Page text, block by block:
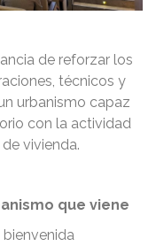
de reforzar los
técnicos y
urbanismo capaz
con la actividad
vivienda.
que viene